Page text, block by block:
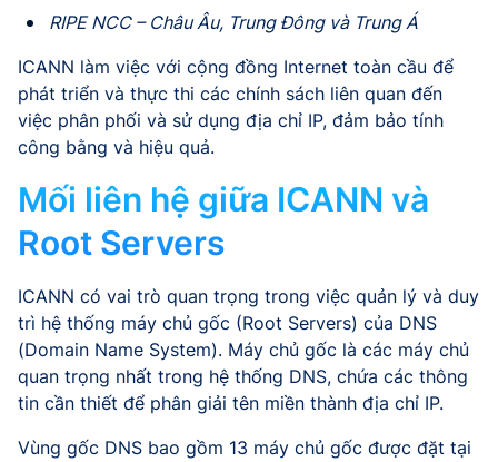
RIPE NCC – Châu Âu, Trung Đông và Trung Á
ICANN làm việc với cộng đồng Internet toàn cầu để
phát triển và thực thi các chính sách liên quan đến
việc phân phối và sử dụng địa chỉ IP, đảm bảo tính
công bằng và hiệu quả.
Mối liên hệ giữa ICANN và
Root Servers
ICANN có vai trò quan trọng trong việc quản lý và duy
trì hệ thống máy chủ gốc (Root Servers) của DNS
(Domain Name System). Máy chủ gốc là các máy chủ
quan trọng nhất trong hệ thống DNS, chứa các thông
tin cần thiết để phân giải tên miền thành địa chỉ IP.
Vùng gốc DNS bao gồm 13 máy chủ gốc được đặt tại